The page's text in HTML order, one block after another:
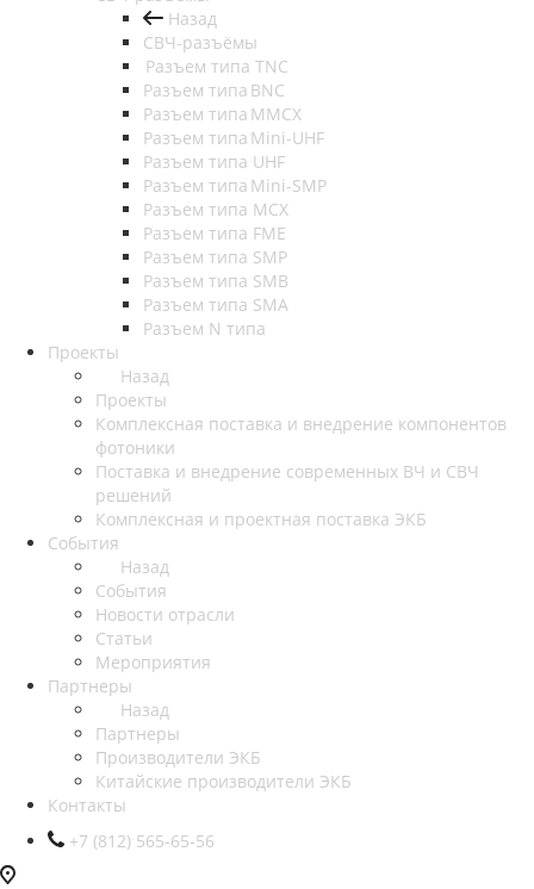
Назад
СВЧ-разъёмы
Разъем типа TNC
Разъем типа BNC
Разъем типа MMCX
Разъем типа Mini-UHF
Разъем типа UHF
Разъем типа Mini-SMP
Разъем типа MCX
Разъем типа FME
Разъем типа SMP
Разъем типа SMB
Разъем типа SMA
Разъем N типа
Проекты
Назад
Проекты
Комплексная поставка и внедрение компонентов
фотоники
Поставка и внедрение современных ВЧ и СВЧ
решений
Комплексная и проектная поставка ЭКБ
События
Назад
События
Новости отрасли
Статьи
Мероприятия
Партнеры
Назад
Партнеры
Производители ЭКБ
Китайские производители ЭКБ
Контакты
+7 (812) 565-65-56